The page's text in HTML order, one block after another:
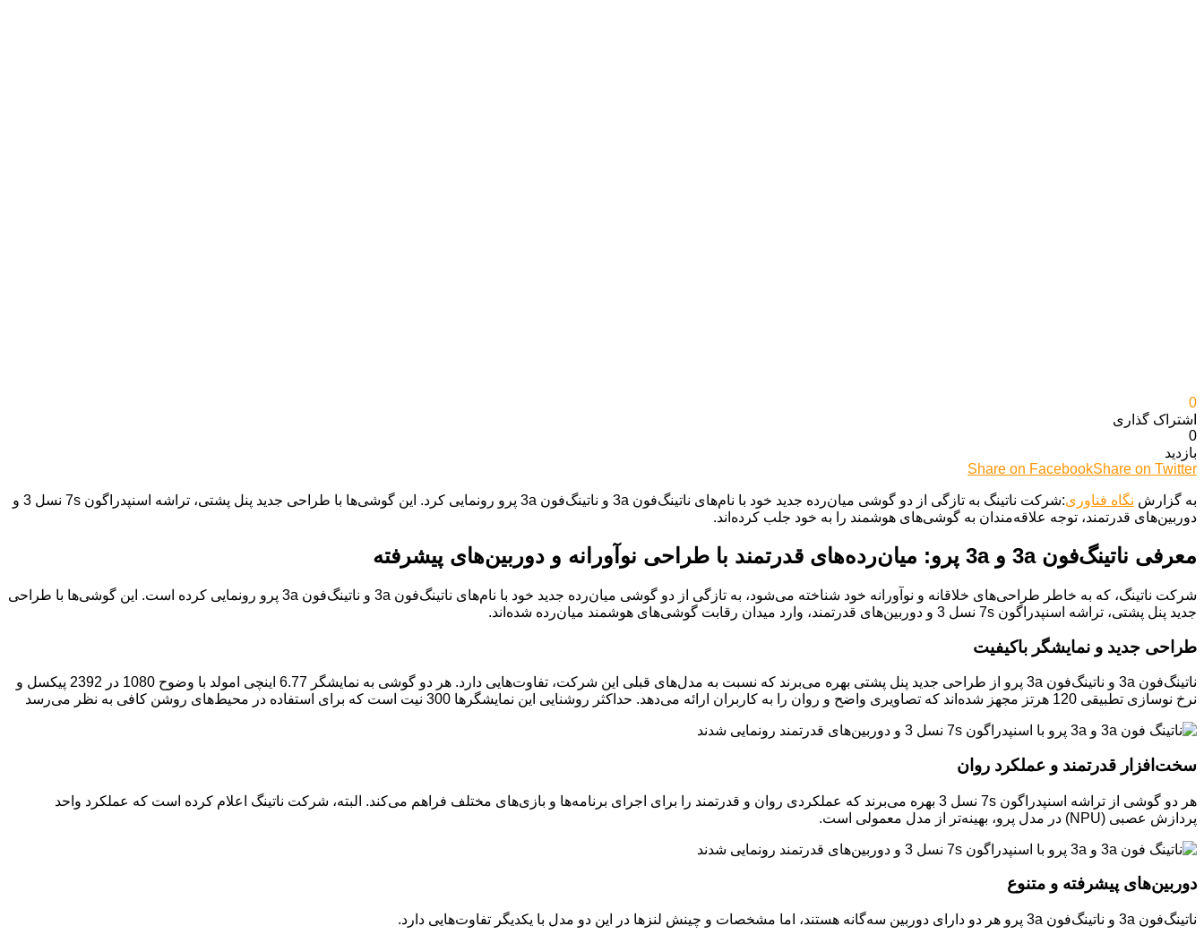
0
اشتراک گذاری‌
0
بازدید
Share on FacebookShare on Twitter
به گزارش نگاه فناوری
:شرکت ناتینگ به تازگی از دو گوشی میان‌رده جدید خود با نام‌های ناتینگ‌فون 3a و ناتینگ‌فون 3a پرو رونمایی کرد. این گوشی‌ها با طراحی جدید پنل پشتی، تراشه اسنپدراگون 7s نسل 3 و
دوربین‌های قدرتمند، توجه علاقه‌مندان به گوشی‌های هوشمند را به خود جلب کرده‌اند.
معرفی ناتینگ‌فون 3a و 3a پرو: میان‌رده‌های قدرتمند با طراحی نوآورانه و دوربین‌های پیشرفته
شرکت ناتینگ، که به خاطر طراحی‌های خلاقانه و نوآورانه خود شناخته می‌شود، به تازگی از دو گوشی میان‌رده جدید خود با نام‌های ناتینگ‌فون 3a و ناتینگ‌فون 3a پرو رونمایی کرده است. این گوشی‌ها با طراحی
جدید پنل پشتی، تراشه اسنپدراگون 7s نسل 3 و دوربین‌های قدرتمند، وارد میدان رقابت گوشی‌های هوشمند میان‌رده شده‌اند.
طراحی جدید و نمایشگر باکیفیت
ناتینگ‌فون 3a و ناتینگ‌فون 3a پرو از طراحی جدید پنل پشتی بهره می‌برند که نسبت به مدل‌های قبلی این شرکت، تفاوت‌هایی دارد. هر دو گوشی به نمایشگر 6.77 اینچی امولد با وضوح 1080 در 2392 پیکسل و
نرخ نوسازی تطبیقی 120 هرتز مجهز شده‌اند که تصاویری واضح و روان را به کاربران ارائه می‌دهد. حداکثر روشنایی این نمایشگرها 300 نیت است که برای استفاده در محیط‌های روشن کافی به نظر می‌رسد
سخت‌افزار قدرتمند و عملکرد روان
هر دو گوشی از تراشه اسنپدراگون 7s نسل 3 بهره می‌برند که عملکردی روان و قدرتمند را برای اجرای برنامه‌ها و بازی‌های مختلف فراهم می‌کند. البته، شرکت ناتینگ اعلام کرده است که عملکرد واحد
پردازش عصبی (NPU) در مدل پرو، بهینه‌تر از مدل معمولی است.
دوربین‌های پیشرفته و متنوع
ناتینگ‌فون 3a و ناتینگ‌فون 3a پرو هر دو دارای دوربین سه‌گانه هستند، اما مشخصات و چینش لنزها در این دو مدل با یکدیگر تفاوت‌هایی دارد.